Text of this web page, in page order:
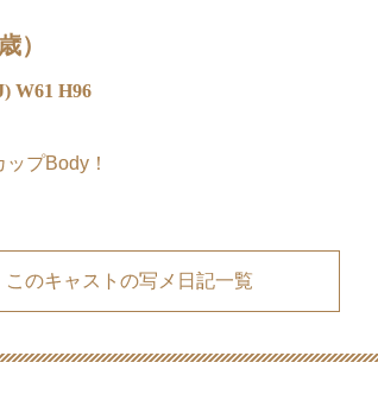
）
W61 H96
プBody！
このキャストの写メ日記一覧